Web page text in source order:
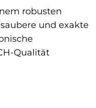
robusten
und exakte
Qualität